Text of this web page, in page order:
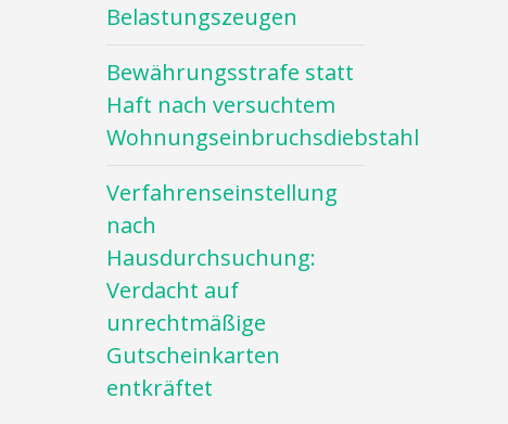
Belastungszeugen
Bewährungsstrafe statt
Haft nach versuchtem
Wohnungseinbruchsdiebstahl
Verfahrenseinstellung
nach
Hausdurchsuchung:
Verdacht auf
unrechtmäßige
Gutscheinkarten
entkräftet